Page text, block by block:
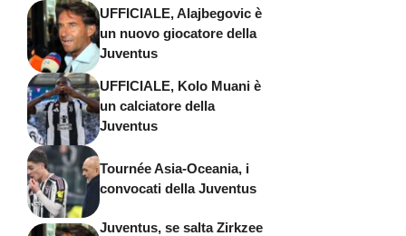
UFFICIALE, Alajbegovic è
un nuovo giocatore della
Juventus
UFFICIALE, Kolo Muani è
un calciatore della
Juventus
Tournée Asia-Oceania, i
convocati della Juventus
Juventus, se salta Zirkzee